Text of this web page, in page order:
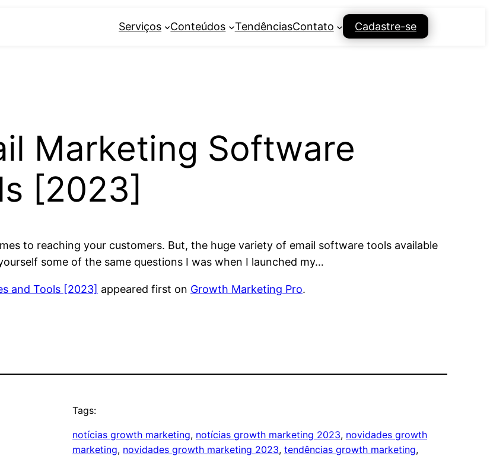
Serviços Conteúdos TendênciasContato Cadastre-se
Marketing Software
[2023]
to reaching your customers. But, the huge variety of email software tools available
some of the same questions I was when I launched my…
and Tools [2023] appeared first on Growth Marketing Pro.
Tags:
notícias growth marketing, notícias growth marketing 2023, novidades growth
marketing, novidades growth marketing 2023, tendências growth marketing